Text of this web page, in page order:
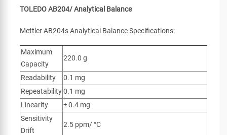
TOLEDO AB204/ Analytical Balance
Mettler AB204s Analytical Balance Specifications:
Maximum
Capacity
220.0 g
Readability
0.1 mg
Repeatability0.1 mg
Linearity
± 0.4 mg
Sensitivity
Drift
2.5 ppm/ °C